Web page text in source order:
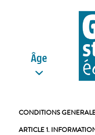
Âge
CONDITIONS
ARTICLE 1.